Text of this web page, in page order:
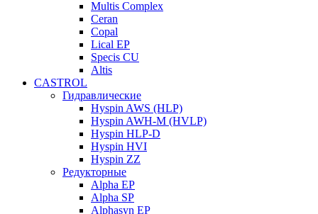
Multis Complex
Ceran
Copal
Lical EP
Specis CU
Altis
CASTROL
Гидравлические
Hyspin AWS (HLP)
Hyspin AWH-M (HVLP)
Hyspin HLP-D
Hyspin HVI
Hyspin ZZ
Редукторные
Alpha EP
Alpha SP
Alphasyn EP